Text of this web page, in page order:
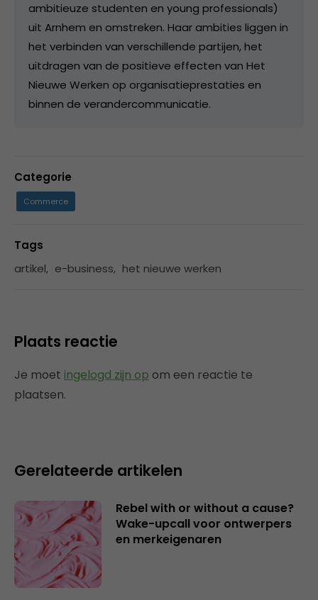
ambitieuze studenten en young professionals)
uit Arnhem en omstreken. Haar ambities liggen in
het verbinden van verschillende partijen, het
uitdragen van de positieve effecten van Het
Nieuwe Werken op organisatieprestaties en
binnen de verandercommunicatie.
Categorie
Commerce
Tags
artikel, e-business, het nieuwe werken
Plaats reactie
Je moet ingelogd zijn op om een reactie te
plaatsen.
Gerelateerde artikelen
Rebel with or without a cause?
Wake-upcall voor ontwerpers
en merkeigenaren